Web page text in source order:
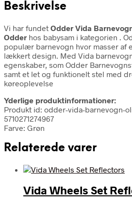
Beskrivelse
Vi har fundet Odder Vida
Odder hos babysam i kategorien .
populær barnevogn hvor masser af
lækkert design. Med Vida
egenskaber, som Odder
samt et let og funktionelt stel med
køreoplevelse
Yderlige produktinformationer:
Produkt id: odder-vida-barnevogn-
5710271274967
Farve: Grøn
Relaterede varer
Vida Wheels Set